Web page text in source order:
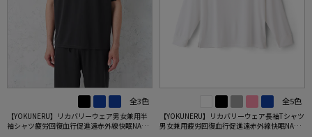
全3色
【YOKUNERU】リカバリーウェア男女兼用半
袖シャツ疲労回復血行促進遠赤外線快眠NANO
全5色
【YOKUNERU】リカバリーウェア長袖Tシャツ
男女兼用疲労回復血行促進遠赤外線快眠NANO